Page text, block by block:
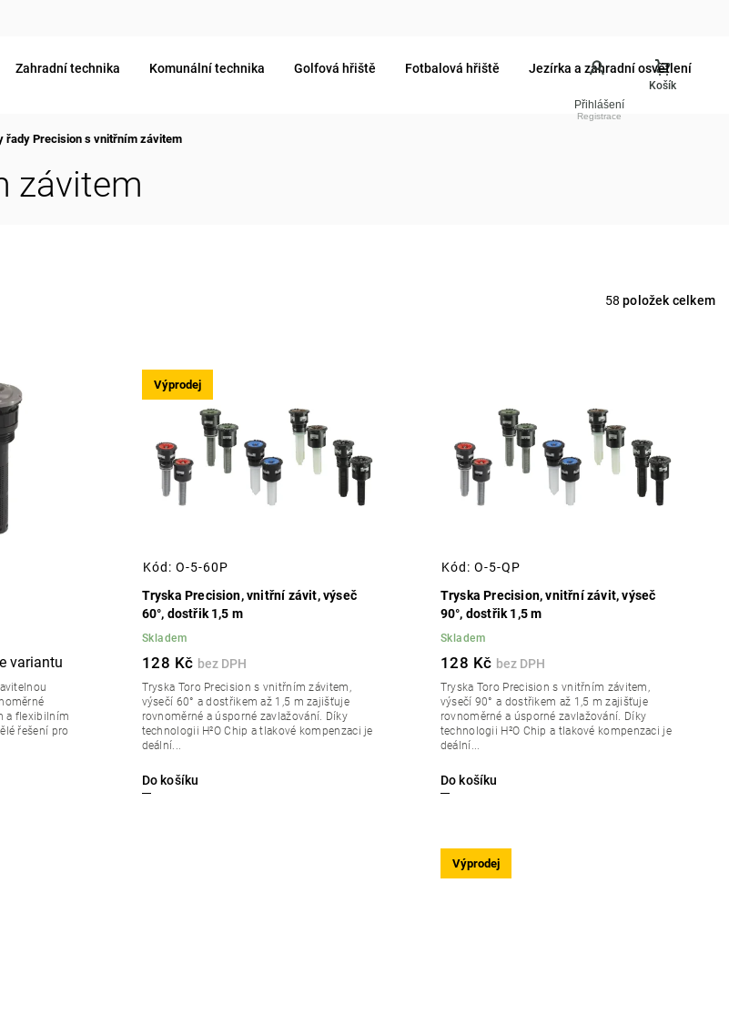
Přihlášení
Zahradní technika Komunální technika Golfová hřiště Fotbalová hřiště Jezírka a zahradní osvětlení
řady Precision s vnitřním závitem
závitem
58 položek celkem
a flexibilním
řešení pro
Výprodej
Tryska Precision, vnitřní závit, výseč
60°, dostřik 1,5 m
Skladem
128 Kč
Do košíku
Tryska Toro Precision s vnitřním závitem,
výsečí 60° a dostřikem až 1,5 m zajišťuje
rovnoměrné a úsporné zavlažování. Díky
technologii H²O Chip a tlakové kompenzaci je
deální...
Kód: O-5-60P
Tryska Precision, vnitřní závit, výseč
90°, dostřik 1,5 m
Skladem
128 Kč
Do košíku
Tryska Toro Precision s vnitřním závitem,
výsečí 90° a dostřikem až 1,5 m zajišťuje
rovnoměrné a úsporné zavlažování. Díky
technologii H²O Chip a tlakové kompenzaci je
deální...
Kód: O-5-QP
Výprodej